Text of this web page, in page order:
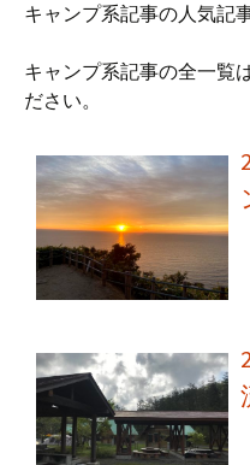
c
b
k
r
a
キャンプ系記事の人気記
キャンプ系記事の全一覧
ださい。